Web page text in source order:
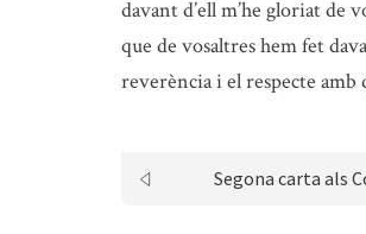
davant d’ell m’he gloriat de
que de vosaltres hem fet
reverència i el respecte amb
Segona carta als